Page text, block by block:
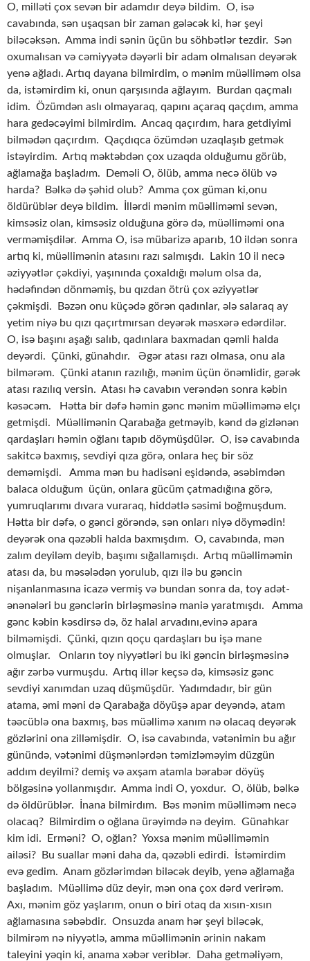
O, milləti çox sevən bir adamdır deyə bildim. O, isə
cavabında, sən uşaqsan bir zaman gələcək ki, hər şeyi
biləcəksən. Amma indi sənin üçün bu söhbətlər tezdir. Sən
oxumalısan və cəmiyyətə dəyərli bir adam olmalısan deyərək
yenə ağladı. Artıq dayana bilmirdim, o mənim müəlliməm olsa
da, istəmirdim ki, onun qarşısında ağlayım. Burdan qaçmalı
idim. Özümdən aslı olmayaraq, qapını açaraq qaçdım, amma
hara gedəcəyimi bilmirdim. Ancaq qaçırdım, hara getdiyimi
bilmədən qaçırdım. Qaçdıqca özümdən uzaqlaşıb getmək
istəyirdim. Artıq məktəbdən çox uzaqda olduğumu görüb,
ağlamağa başladım. Deməli O, ölüb, amma necə ölüb və
harda? Bəlkə də şəhid olub? Amma çox güman ki,onu
öldürüblər deyə bildim. İllərdi mənim müəlliməmi sevən,
kimsəsiz olan, kimsəsiz olduğuna görə də, müəlliməmi ona
verməmişdilər. Amma O, isə mübarizə aparıb, 10 ildən sonra
artıq ki, müəllimənin atasını razı salmışdı. Lakin 10 il necə
əziyyətlər çəkdiyi, yaşınında çoxaldığı məlum olsa da,
hədəfindən dönməmiş, bu qızdan ötrü çox əziyyətlər
çəkmişdi. Bəzən onu küçədə görən qadınlar, ələ salaraq ay
yetim niyə bu qızı qaçırtmırsan deyərək məsxərə edərdilər.
O, isə başını aşağı salıb, qadınlara baxmadan qəmli halda
deyərdi. Çünki, günahdır. Əgər atası razı olmasa, onu ala
bilmərəm. Çünki atanın razılığı, mənim üçün önəmlidir, gərək
atası razılıq versin. Atası hə cavabın verəndən sonra kəbin
kəsəcəm. Hətta bir dəfə həmin gənc mənim müəlliməmə elçı
getmişdi. Müəllimənin Qarabağa getməyib, kənd də gizlənən
qardaşları həmin oğlanı tapıb döymüşdülər. O, isə cavabında
sakitcə baxmış, sevdiyi qıza görə, onlara heç bir söz
deməmişdi. Amma mən bu hadisəni eşidəndə, əsəbimdən
balaca olduğum üçün, onlara gücüm çatmadığına görə,
yumruqlarımı dıvara vuraraq, hiddətlə səsimi boğmuşdum.
Hətta bir dəfə, o gənci görəndə, sən onları niyə döymədin!
deyərək ona qəzəbli halda baxmışdım. O, cavabında, mən
zalım deyiləm deyib, başımı sığallamışdı. Artıq müəlliməmin
atası da, bu məsələdən yorulub, qızı ilə bu gəncin
nişanlanmasına icazə vermiş və bundan sonra da, toy adət-
ənənələri bu gənclərin birləşməsinə maniə yaratmışdı. Amma
gənc kəbin kəsdirsə də, öz halal arvadını,evinə apara
bilməmişdi. Çünki, qızın qoçu qardaşları bu işə mane
olmuşlar. Onların toy niyyətləri bu iki gəncin birləşməsinə
ağır zərbə vurmuşdu. Artıq illər keçsə də, kimsəsiz gənc
sevdiyi xanımdan uzaq düşmüşdür. Yadımdadır, bir gün
atama, əmi məni də Qarabağa döyüşə apar deyəndə, atam
təəcüblə ona baxmış, bəs müəllimə xanım nə olacaq deyərək
gözlərini ona zilləmişdir. O, isə cavabında, vətənimin bu ağır
günündə, vətənimi düşmənlərdən təmizləməyim düzgün
addım deyilmi? demiş və axşam atamla bərabər döyüş
bölgəsinə yollanmışdır. Amma indi O, yoxdur. O, ölüb, bəlkə
də öldürüblər. İnana bilmirdım. Bəs mənim müəlliməm necə
olacaq? Bilmirdim o oğlana ürəyimdə nə deyim. Günahkar
kim idi. Erməni? O, oğlan? Yoxsa mənim müəlliməmin
ailəsi? Bu suallar məni daha da, qəzəbli edirdi. İstəmirdim
evə gedim. Anam gözlərimdən biləcək deyib, yenə ağlamağa
başladım. Müəllimə düz deyir, mən ona çox dərd verirəm.
Axı, mənim göz yaşlarım, onun o biri otaq da xısın-xısın
ağlamasına səbəbdir. Onsuzda anam hər şeyi biləcək,
bilmirəm nə niyyətlə, amma müəllimənin ərinin nakam
taleyini yəqin ki, anama xəbər veriblər. Daha getməliyəm,